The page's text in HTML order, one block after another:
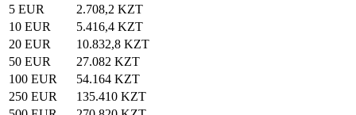
5 EUR
2.708,2 KZT
10 EUR
5.416,4 KZT
20 EUR
10.832,8 KZT
50 EUR
27.082 KZT
100 EUR
54.164 KZT
250 EUR
135.410 KZT